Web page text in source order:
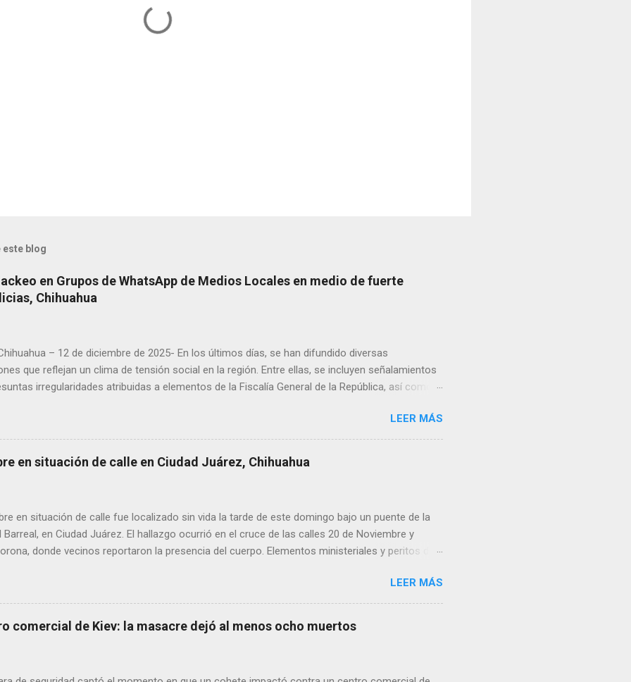
este blog
en Grupos de WhatsApp de Medios Locales en medio de fuerte
Chihuahua
– 12 de diciembre de 2025- En los últimos días, se han difundido diversas
que reflejan un clima de tensión social en la región. Entre ellas, se incluyen señalamientos
irregularidades atribuidas a elementos de la Fiscalía General de la República, así como
Andrea Chávez, se registraron protestas en las que se colocaron lonas con imágenes de la
y del senador Adán Augusto López, acompañadas de mensajes de inconformidad. En este
de alta circulación informativa, se ha detectado un intento de hackeo que ya afectó a
de dos medios locales de Delicias a través de grupos de WhatsApp administrados por
y pregun...
LEER MÁS
en situación de calle en Ciudad Juárez, Chihuahua
en situación de calle fue localizado sin vida la tarde de este domingo bajo un puente de la
Barreal, en Ciudad Juárez. El hallazgo ocurrió en el cruce de las calles 20 de Noviembre y
donde vecinos reportaron la presencia del cuerpo. Elementos ministeriales y peritos de
que el hombre solía pernoctar en ese lugar, aunque desconocen su identidad.LEER MÁS
comercial de Kiev: la masacre dejó al menos ocho muertos